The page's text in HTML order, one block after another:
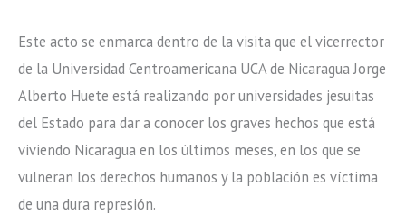
Este acto se enmarca dentro de la visita que el vicerrector
de la Universidad Centroamericana UCA de Nicaragua Jorge
Alberto Huete está realizando por universidades jesuitas
del Estado para dar a conocer los graves hechos que está
viviendo Nicaragua en los últimos meses, en los que se
vulneran los derechos humanos y la población es víctima
de una dura represión.